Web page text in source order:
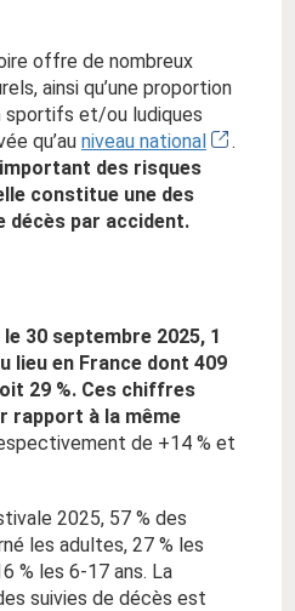
offre de nombreux
ainsi qu’une proportion
sportifs et/ou ludiques
qu’au niveau national
.
des risques
constitue une des
décès par accident.
30 septembre 2025, 1
lieu en France dont 409
29 %. Ces chiffres
rapport à la même
de +14 % et
2025, 57 % des
les adultes, 27 % les
% les 6-17 ans. La
suivies de décès est